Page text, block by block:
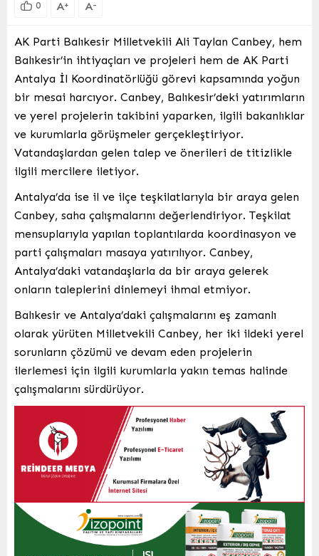
0 A+ A-
AK Parti Balıkesir Milletvekili Ali Taylan Canbey, hem
Balıkesir’in ihtiyaçları ve projeleri hem de AK Parti
Antalya İl Koordinatörlüğü görevi kapsamında yoğun
bir mesai harcıyor. Canbey, Balıkesir’deki yatırımların
ve yerel projelerin takibini yaparken, ilgili bakanlıklar
ve kurumlarla görüşmeler gerçekleştiriyor.
Vatandaşlardan gelen talep ve önerileri de titizlikle
ilgili mercilere iletiyor.
Antalya’da ise il ve ilçe teşkilatlarıyla bir araya gelen
Canbey, saha çalışmalarını değerlendiriyor. Teşkilat
mensuplarıyla yapılan toplantılarda koordinasyon ve
parti çalışmaları masaya yatırılıyor. Canbey,
Antalya’daki vatandaşlarla da bir araya gelerek
onların taleplerini dinlemeyi ihmal etmiyor.
Balıkesir ve Antalya’daki çalışmalarını eş zamanlı
olarak yürüten Milletvekili Canbey, her iki ildeki yerel
sorunların çözümü ve devam eden projelerin
ilerlemesi için ilgili kurumlarla yakın temas halinde
çalışmalarını sürdürüyor.